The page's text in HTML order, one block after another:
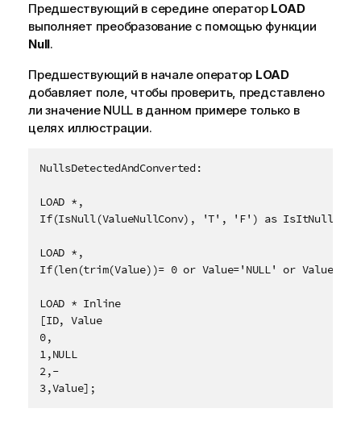
Предшествующий в середине оператор LOAD
выполняет преобразование с помощью функции
Null.
Предшествующий в начале оператор LOAD
добавляет поле, чтобы проверить, представлено
ли значение NULL в данном примере только в
целях иллюстрации.
NullsDetectedAndConverted:
LOAD *,
If(IsNull(ValueNullConv), 'T', 'F') as IsItNull;
LOAD *,
If(len(trim(Value))= 0 or Value='NULL' or
LOAD * Inline
[ID, Value
0,
1,NULL
2,-
3,Value];